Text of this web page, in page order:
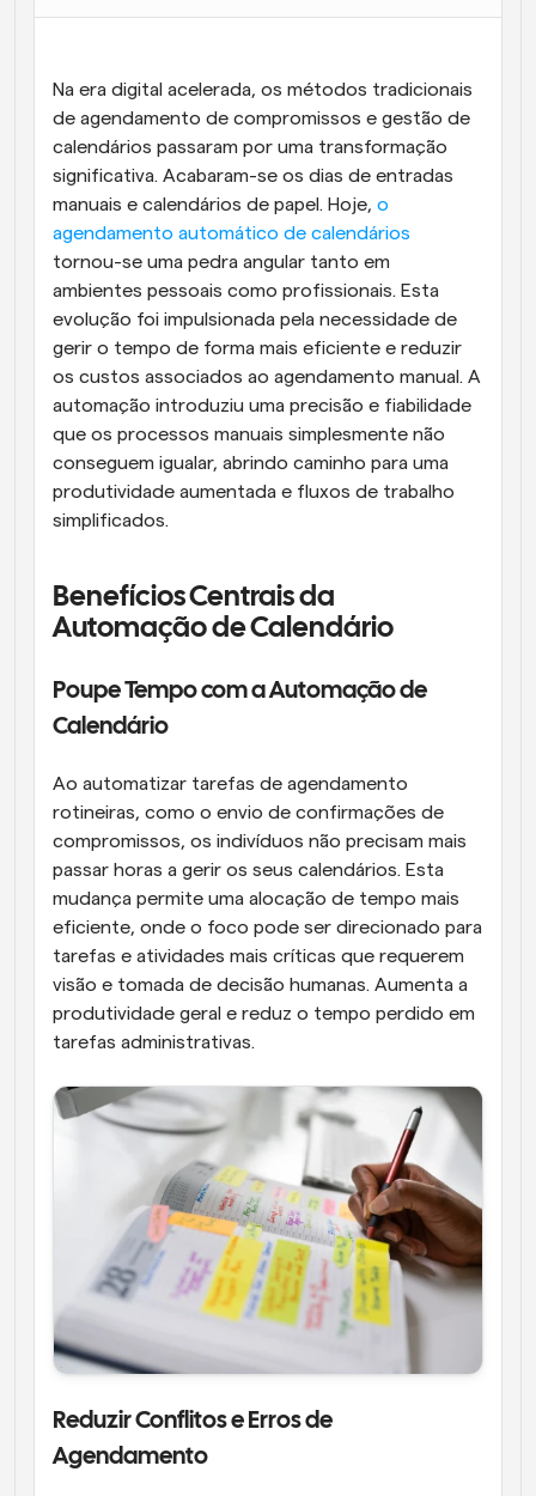
Agendamento potenciado com chamadas
impulsionadas por IA
Blogue
Mantenha-se atualizado com as últimas notícias e
atualizações
Reuniões Instantâneas
Reunião com clientes em minutos
Links de Grupo Dinâmico
Agende reuniões de forma fluida com várias pessoas
Webhooks
Receba notificações quando algo acontecer
Na era digital acelerada, os métodos tradicionais
de agendamento de compromissos e gestão de
calendários passaram por uma transformação
significativa. Acabaram-se os dias de entradas
manuais e calendários de papel. Hoje, o
agendamento automático de calendários
tornou-se uma pedra angular tanto em
ambientes pessoais como profissionais. Esta
evolução foi impulsionada pela necessidade de
gerir o tempo de forma mais eficiente e reduzir
os custos associados ao agendamento manual. A
automação introduziu uma precisão e fiabilidade
que os processos manuais simplesmente não
conseguem igualar, abrindo caminho para uma
produtividade aumentada e fluxos de trabalho
simplificados.
Benefícios Centrais da
Automação de Calendário
Poupe Tempo com a Automação de
Calendário
Ao automatizar tarefas de agendamento
rotineiras, como o envio de confirmações de
compromissos, os indivíduos não precisam mais
passar horas a gerir os seus calendários. Esta
mudança permite uma alocação de tempo mais
eficiente, onde o foco pode ser direcionado para
tarefas e atividades mais críticas que requerem
visão e tomada de decisão humanas. Aumenta a
produtividade geral e reduz o tempo perdido em
tarefas administrativas.
Reduzir Conflitos e Erros de
Agendamento